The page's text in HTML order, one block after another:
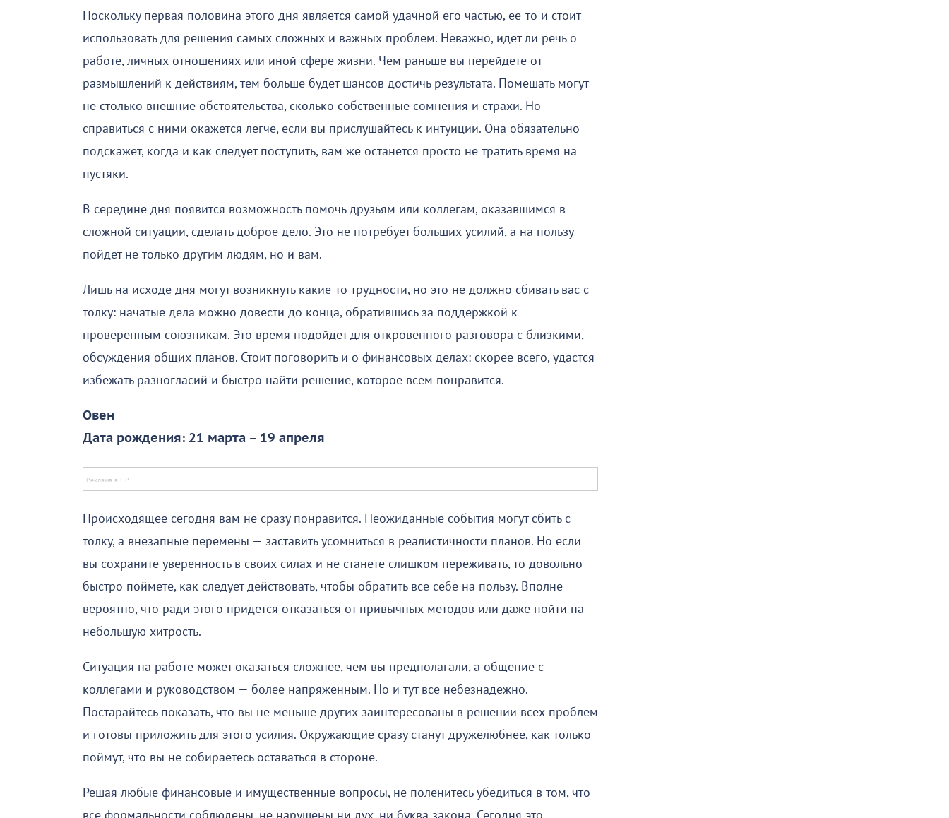
Поскольку первая половина этого дня является самой удачной его частью, ее-то и стоит
использовать для решения самых сложных и важных проблем. Неважно, идет ли речь о
работе, личных отношениях или иной сфере жизни. Чем раньше вы перейдете от
размышлений к действиям, тем больше будет шансов достичь результата. Помешать могут
не столько внешние обстоятельства, сколько собственные сомнения и страхи. Но
справиться с ними окажется легче, если вы прислушайтесь к интуиции. Она обязательно
подскажет, когда и как следует поступить, вам же останется просто не тратить время на
пустяки.
В середине дня появится возможность помочь друзьям или коллегам, оказавшимся в
сложной ситуации, сделать доброе дело. Это не потребует больших усилий, а на пользу
пойдет не только другим людям, но и вам.
Лишь на исходе дня могут возникнуть какие-то трудности, но это не должно сбивать вас с
толку: начатые дела можно довести до конца, обратившись за поддержкой к
проверенным союзникам. Это время подойдет для откровенного разговора с близкими,
обсуждения общих планов. Стоит поговорить и о финансовых делах: скорее всего, удастся
избежать разногласий и быстро найти решение, которое всем понравится.
Овен
Дата рождения: 21 марта – 19 апреля
Происходящее сегодня вам не сразу понравится. Неожиданные события могут сбить с
толку, а внезапные перемены — заставить усомниться в реалистичности планов. Но если
вы сохраните уверенность в своих силах и не станете слишком переживать, то довольно
быстро поймете, как следует действовать, чтобы обратить все себе на пользу. Вполне
вероятно, что ради этого придется отказаться от привычных методов или даже пойти на
небольшую хитрость.
Ситуация на работе может оказаться сложнее, чем вы предполагали, а общение с
коллегами и руководством — более напряженным. Но и тут все небезнадежно.
Постарайтесь показать, что вы не меньше других заинтересованы в решении всех проблем
и готовы приложить для этого усилия. Окружающие сразу станут дружелюбнее, как только
поймут, что вы не собираетесь оставаться в стороне.
Решая любые финансовые и имущественные вопросы, не поленитесь убедиться в том, что